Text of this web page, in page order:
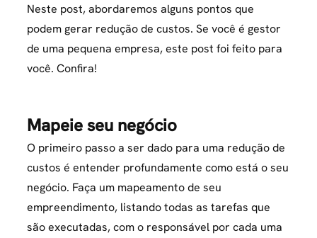
Neste post, abordaremos alguns pontos que
podem gerar redução de custos. Se você é gestor
de uma pequena empresa, este post foi feito para
você. Confira!
Mapeie seu negócio
O primeiro passo a ser dado para uma redução de
custos é entender profundamente como está o seu
negócio. Faça um mapeamento de seu
empreendimento, listando todas as tarefas que
são executadas, com o responsável por cada uma